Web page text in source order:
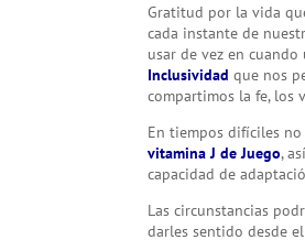
Gratitud por la vida
cada instante de
usar de vez en
Inclusividad que nos
compartimos la fe, los
En tiempos difíciles
vitamina J de Juego,
capacidad de
Las circunstancias
darles sentido desde